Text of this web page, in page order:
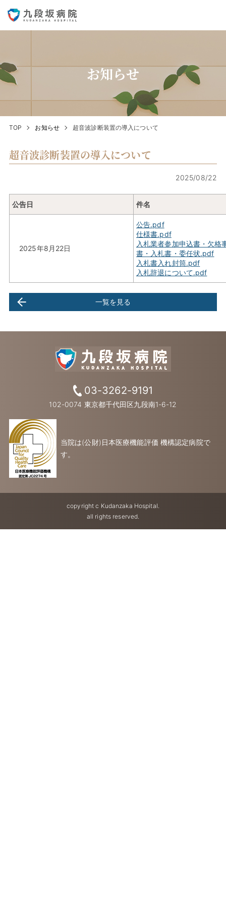
お知らせ
TOP お知らせ 超音波診断装置の導入について
超音波診断装置の導入について
2025/08/22
公告日 件名
2025年8月22日
公告.pdf
仕様書.pdf
入札業者参加申込書・欠格
書・入札書・委任状.pdf
入札書入れ封筒.pdf
入札辞退について.pdf
一覧を見る
03-3262-9191
102-0074 東京都千代田区九段南1-6-12
当院は(公財)日本医療機能評価 機構認定病院で
す。
copyright c Kudanzaka Hospital.
all rights reserved.